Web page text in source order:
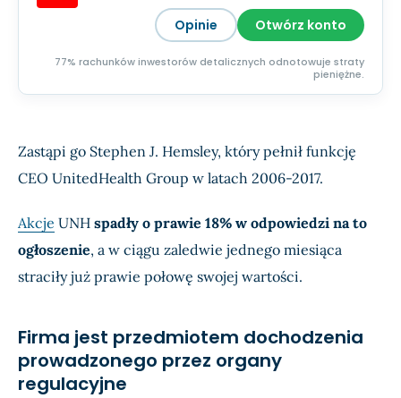
Opinie Otwórz konto
77% rachunków inwestorów detalicznych odnotowuje straty
pieniężne.
Zastąpi go Stephen J. Hemsley, który pełnił funkcję
CEO UnitedHealth Group w latach 2006-2017.
Akcje UNH spadły o prawie 18% w odpowiedzi na to
ogłoszenie, a w ciągu zaledwie jednego miesiąca
straciły już prawie połowę swojej wartości.
Firma jest przedmiotem dochodzenia
prowadzonego przez organy
regulacyjne